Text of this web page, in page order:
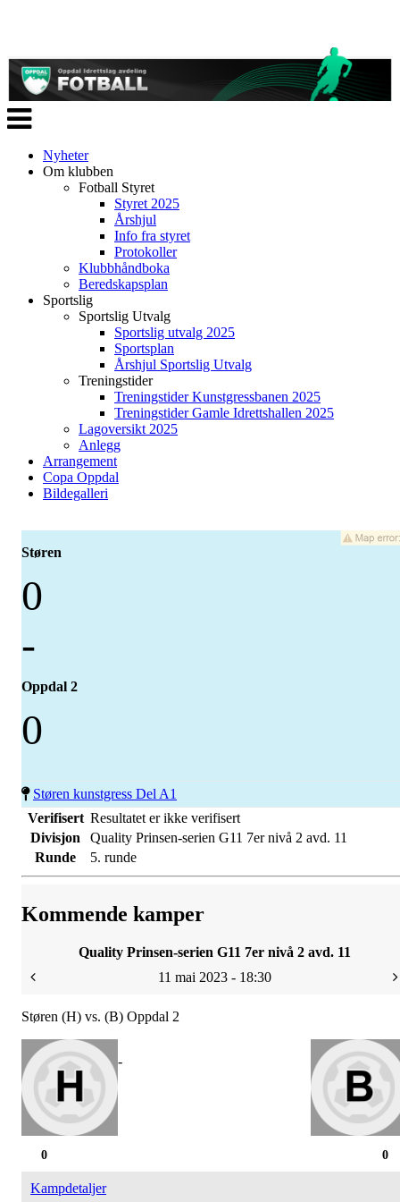
Veksle
navigasjon
Nyheter
Om klubben
Fotball Styret
Styret 2025
Årshjul
Info fra styret
Protokoller
Klubbhåndboka
Beredskapsplan
Sportslig
Sportslig Utvalg
Sportslig utvalg 2025
Sportsplan
Årshjul Sportslig Utvalg
Treningstider
Treningstider Kunstgressbanen 2025
Treningstider Gamle Idrettshallen 2025
Lagoversikt 2025
Anlegg
Arrangement
Copa Oppdal
Bildegalleri
Støren
0
-
Oppdal 2
0
Støren kunstgress Del A1
Verifisert Resultatet er ikke verifisert
Divisjon
Quality Prinsen-serien G11 7er nivå 2 avd. 11
Runde
5. runde
Kommende kamper
Quality Prinsen-serien G11 7er nivå 2 avd. 11
11 mai 2023 - 18:30
Støren (H) vs. (B) Oppdal 2
-
0
0
Kampdetaljer